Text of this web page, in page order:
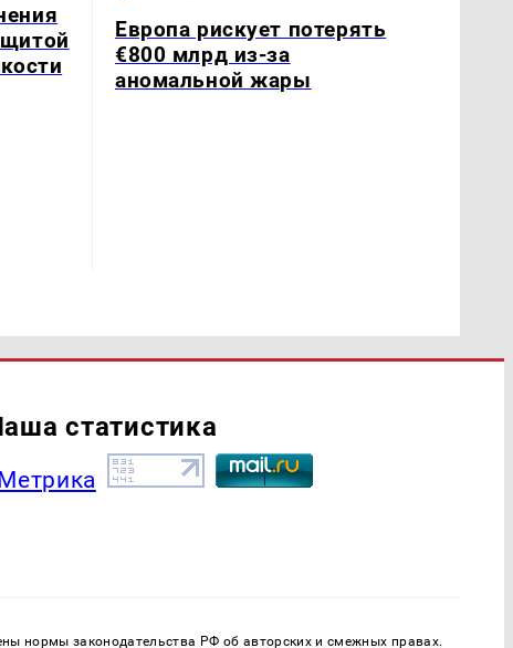
Европа рискует потерять
€800 млрд из-за
аномальной жары
статистика
нормы законодательства РФ об авторских и смежных правах.